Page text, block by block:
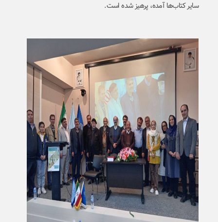
سایر کتاب‌ها آمده، پرهیز شده است.